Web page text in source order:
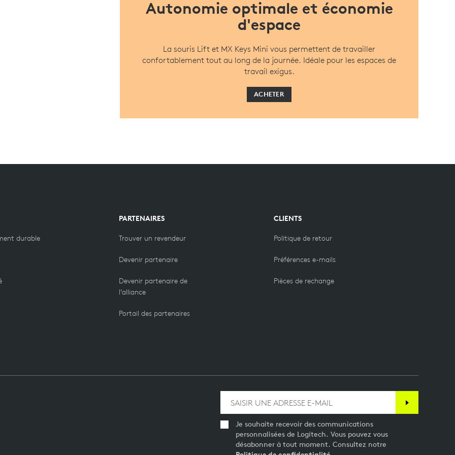
Autonomie optimale et économie
d'espace
La souris Lift et MX Keys Mini vous permettent de travailler
confortablement tout au long de la journée. Idéale pour les espaces de
travail exigus.
ACHETER
durable
PARTENAIRES
Trouver un revendeur
Devenir partenaire
Devenir partenaire de
l’alliance
Portail des partenaires
CLIENTS
Politique de retour
Préférences e-mails
Pièces de rechange
Je souhaite recevoir des communications
personnalisées de Logitech. Vous pouvez vous
désabonner à tout moment. Consultez notre